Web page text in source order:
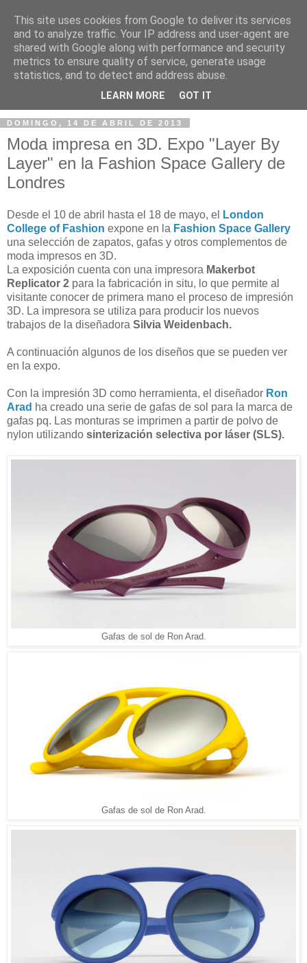
DOMINGO, 14 DE ABRIL DE 2013
Moda impresa en 3D. Expo "Layer By
Layer" en la Fashion Space Gallery de
Londres
Desde el 10 de abril hasta el 18 de mayo, el
London
College of Fashion expone en la Fashion Space Gallery
una selección de zapatos, gafas y otros complementos de
moda impresos en 3D.
La exposición cuenta con una impresora Makerbot
Replicator 2 para la fabricación in situ, lo que permite al
visitante conocer de primera mano el proceso de impresión
3D. La impresora se utiliza para producir los nuevos
trabajos de la diseñadora Silvia Weidenbach.
A continuación algunos de los diseños que se pueden ver
en la expo.
Con la impresión 3D como herramienta, el diseñador Ron
Arad ha creado una serie de gafas de sol para la marca de
gafas pq. Las monturas se imprimen a partir de polvo de
nylon utilizando sinterización selectiva por láser (SLS).
Gafas de sol de Ron Arad.
Gafas de sol de Ron Arad.
This site uses cookies from Google to deliver its services
and to analyze traffic. Your IP address and user-agent are
shared with Google along with performance and security
metrics to ensure quality of service, generate usage
statistics, and to detect and address abuse.
LEARN MORE GOT IT